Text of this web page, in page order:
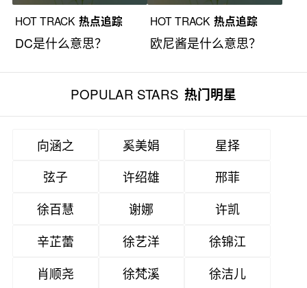
HOT TRACK 热点追踪
DC是什么意思？
HOT TRACK 热点追踪
欧尼酱是什么意思？
POPULAR STARS 热门明星
向涵之 奚美娟
星择
弦子
许绍雄
邢菲
徐百慧
谢娜
许凯
辛芷蕾
徐艺洋
徐锦江
肖顺尧
徐梵溪
徐洁儿